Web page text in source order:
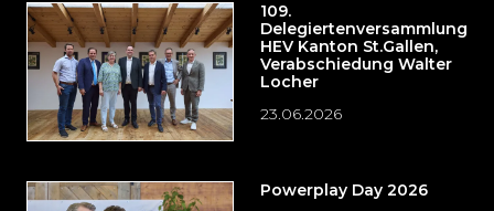
109.
Delegiertenversammlung
HEV Kanton St.Gallen,
Verabschiedung Walter
Locher
23.06.2026
Powerplay Day 2026